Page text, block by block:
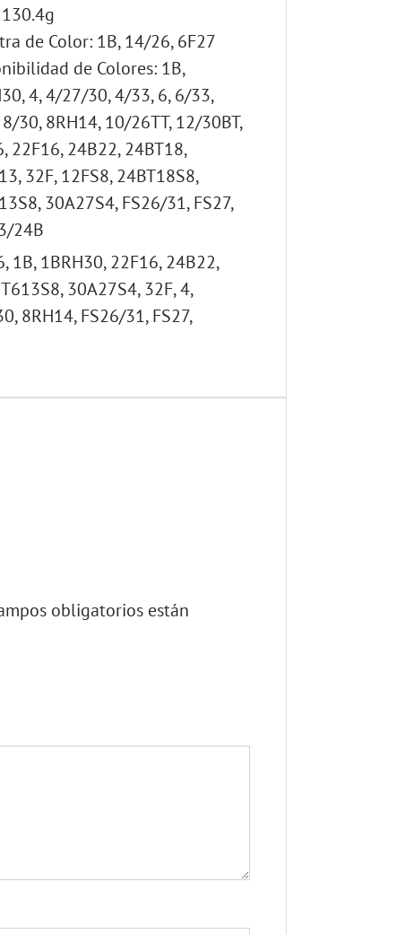
130.4g
de Color: 1B, 14/26, 6F27
de Colores: 1B,
4, 4/27/30, 4/33, 6, 6/33,
8/30, 8RH14, 10/26TT, 12/30BT,
22F16, 24B22, 24BT18,
32F, 12FS8, 24BT18S8,
30A27S4, FS26/31, FS27,
24B
1B, 1BRH30, 22F16, 24B22,
30A27S4, 32F, 4,
8RH14, FS26/31, FS27,
obligatorios están